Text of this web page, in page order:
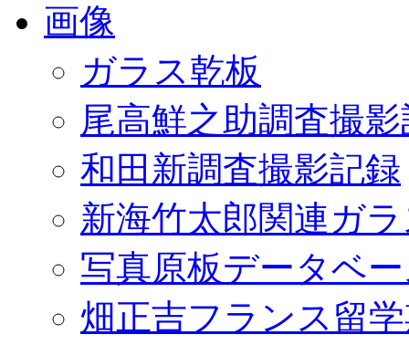
画像
ガラス乾板
尾高鮮之助調査撮
和田新調査撮影記録
新海竹太郎関連ガ
写真原板データベ
畑正吉フランス留